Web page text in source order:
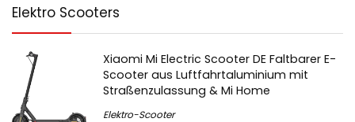
Elektro Scooters
Xiaomi Mi Electric Scooter DE Faltbarer E-
Scooter aus Luftfahrtaluminium mit
Straßenzulassung & Mi Home
Elektro-Scooter